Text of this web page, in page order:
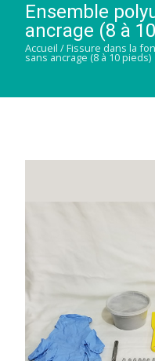
Ensemble
ancrage (8 à
Accueil /Fissure dans la
sans ancrage (8 à 10 pieds)